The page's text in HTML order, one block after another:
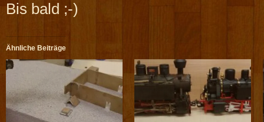
Bis bald ;-)
Ähnliche Beiträge